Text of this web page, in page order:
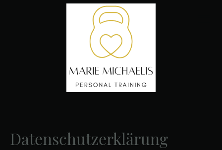
Datenschutzerklärung